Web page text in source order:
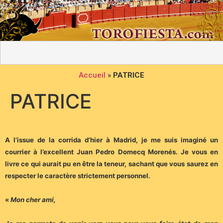
Accueil » PATRICE
PATRICE
A l’issue de la corrida d’hier à Madrid, je me suis imaginé un
courrier à l’excellent Juan Pedro Domecq Morenés. Je vous en
livre ce qui aurait pu en être la teneur, sachant que vous saurez en
respecter le caractère strictement personnel.
«Mon cher ami,